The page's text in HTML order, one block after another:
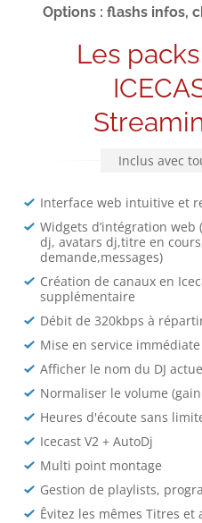
Options : flashs infos,
Les
Inclus avec
Interface web intuitive et
Widgets d’intégration
dj, avatars dj,titre en
demande,messages)
Création de canaux en
supplémentaire
Débit de 320kbps à
Mise en service immédiate
Afficher le nom du DJ
Normaliser le volume
Heures d'écoute sans
Icecast V2 + AutoDj
Multi point montage
Gestion de playlists,
Êvitez les mêmes Titres et